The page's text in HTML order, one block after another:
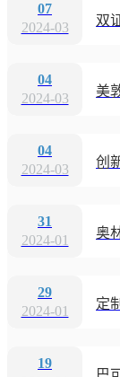
07
2024-03
04
2024-03
04
2024-03
31
2024-01
29
2024-01
19